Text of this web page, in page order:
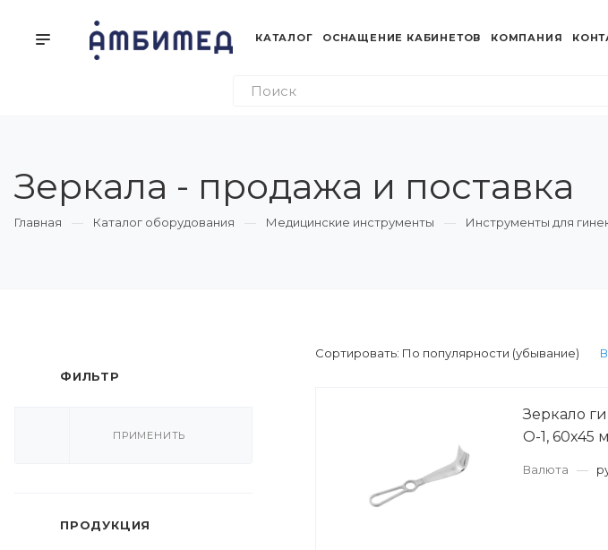
КАТАЛОГ ОСНАЩЕНИЕ КАБИНЕТОВ КОМПАНИЯ
Зеркала - продажа и поставка
Главная Каталог оборудования Медицинские инструменты Инструменты для
ФИЛЬТР
ПРИМЕНИТЬ
ПРОДУКЦИЯ
Сортировать: По популярности (убывание)
Зеркало
О-1, 60x45
Валюта —